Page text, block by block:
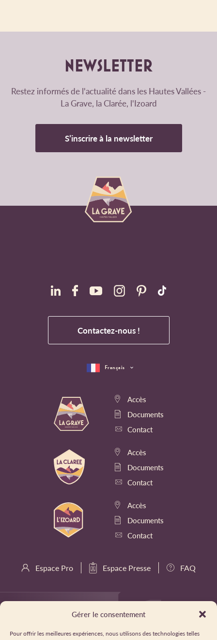
Gérer le consentement
Pour offrir les meilleures expériences, nous utilisons des technologies telles
NEWSLETTER
Restez informés de l'actualité dans les Hautes Vallées -
La Grave, la Clarée, l'Izoard
S’inscrire à la newsletter
Contactez-nous !
Accès
Documents
Contact
Accès
Documents
Contact
Accès
Documents
Contact
Espace Pro Espace Presse FAQ
Français